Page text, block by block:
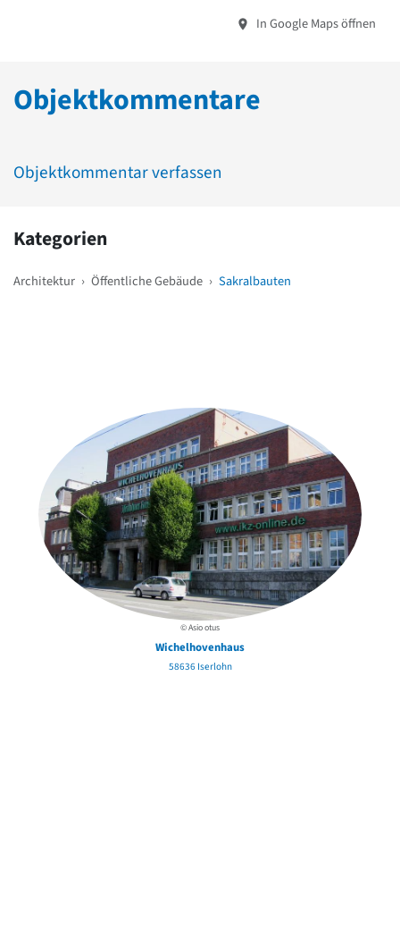
In Google Maps öffnen
Objektkommentare
Objektkommentar verfassen
Kategorien
Architektur › Öffentliche Gebäude › Sakralbauten
© Asio otus
Wichelhovenhaus
58636 Iserlohn